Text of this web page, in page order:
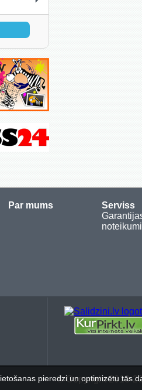
pieredzi un optimizētu tās
Par mums
Serviss
noteikumi
© Copyright 2018-